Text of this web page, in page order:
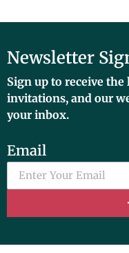
Newsletter
Sign up to receive
invitations, and our
your inbox.
Email